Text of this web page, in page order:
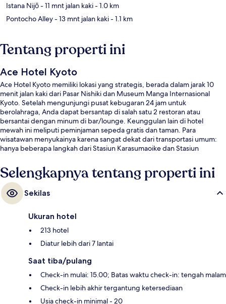
Istana Nijō- 11 mnt jalan kaki- 1.0 km
Pontocho Alley- 13 mnt jalan kaki- 1.1 km
Tentang properti ini
Ace Hotel Kyoto
Ace Hotel Kyoto memiliki lokasi yang strategis, berada dalam jarak 10
menit jalan kaki dari Pasar Nishiki dan Museum Manga Internasional
Kyoto. Setelah mengunjungi pusat kebugaran 24 jam untuk
berolahraga, Anda dapat bersantap di salah satu 2 restoran atau
bersantai dengan minum di bar/lounge. Keunggulan lain di hotel
mewah ini meliputi peminjaman sepeda gratis dan taman. Para
wisatawan menyukainya karena sangat dekat dari transportasi umum:
hanya beberapa langkah dari Stasiun Karasumaoike dan Stasiun
Selengkapnya tentang properti ini
Sekilas
Ukuran hotel
213 hotel
Diatur lebih dari 7 lantai
Saat tiba/pulang
Check-in mulai: 15.00; Batas waktu check-in: tengah malam
Check-in lebih akhir tergantung ketersediaan
Usia check-in minimal - 20